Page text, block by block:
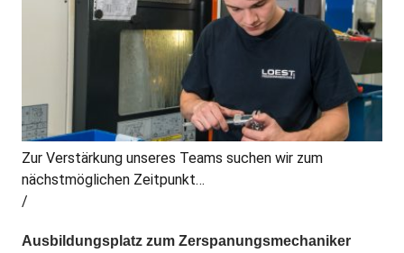
Zur Verstärkung unseres Teams suchen wir zum
nächstmöglichen Zeitpunkt…
Ausbildungsplatz zum Zerspanungsmechaniker